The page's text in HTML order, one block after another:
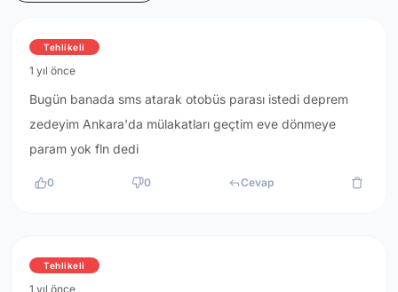
Tehlikeli
1 yıl önce
Bugün banada sms atarak otobüs parası istedi deprem
zedeyim Ankara'da mülakatları geçtim eve dönmeye
param yok fln dedi
0 0 Cevap
Tehlikeli
1 yıl önce